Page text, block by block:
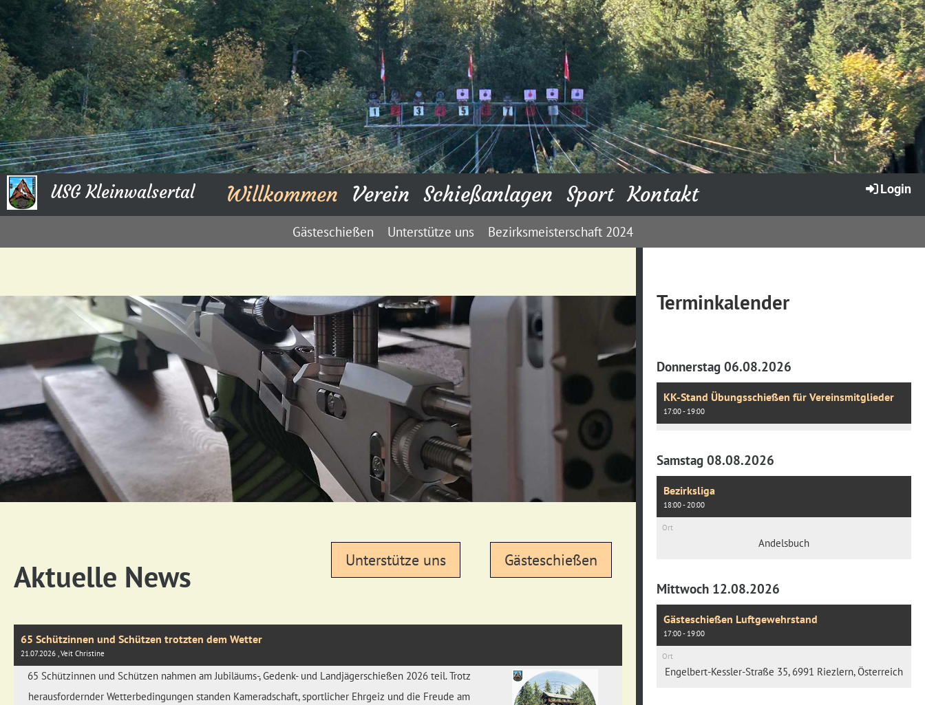
USG Kleinwalsertal Willkommen Verein Schießanlagen Sport Kontakt Login
Gästeschießen Unterstütze uns Bezirksmeisterschaft 2024
Aktuelle News Unterstütze uns Gästeschießen
65 Schützinnen und Schützen trotzten dem Wetter
21.07.2026 , Veit Christine
65 Schützinnen und Schützen nahmen am Jubiläums-, Gedenk- und Landjägerschießen 2026 teil. Trotz
herausfordernder Wetterbedingungen standen Kameradschaft, sportlicher Ehrgeiz und die Freude am
Terminkalender
Donnerstag 06.08.2026
KK-Stand Übungsschießen für Vereinsmitglieder
17:00 - 19:00
Samstag 08.08.2026
Bezirksliga
18:00 - 20:00
Ort
Andelsbuch
Mittwoch 12.08.2026
Gästeschießen Luftgewehrstand
17:00 - 19:00
Ort
Engelbert-Kessler-Straße 35, 6991 Riezlern, Österreich